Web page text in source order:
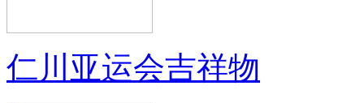
仁川亚运会吉祥物